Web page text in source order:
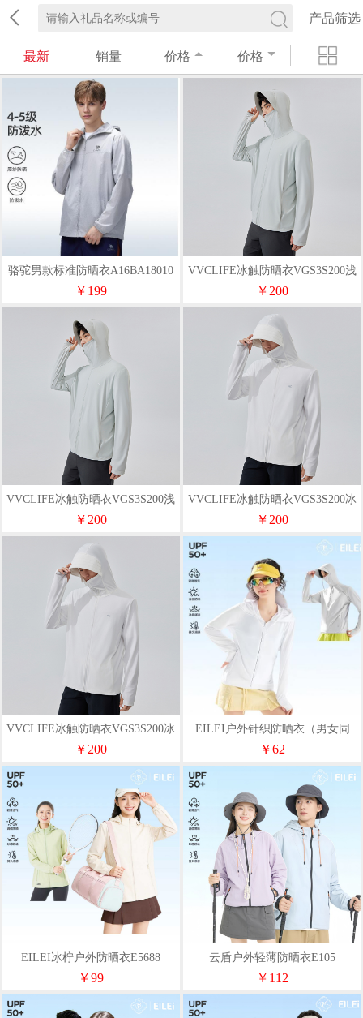
产品筛选
最新 销量 价格 价格
骆驼男款标准防晒衣A16BA18010
￥199
VVCLIFE冰触防晒衣VGS3S200浅
灰色XL码
￥200
VVCLIFE冰触防晒衣VGS3S200浅
灰色L码
￥200
VVCLIFE冰触防晒衣VGS3S200冰
川白XL码
￥200
VVCLIFE冰触防晒衣VGS3S200冰
川白L码
￥200
EILEI户外针织防晒衣（男女同
款）E0908
￥62
EILEI冰柠户外防晒衣E5688
￥99
云盾户外轻薄防晒衣E105
￥112